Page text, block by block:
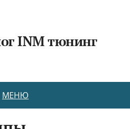
INM тюнинг
МЕНЮ